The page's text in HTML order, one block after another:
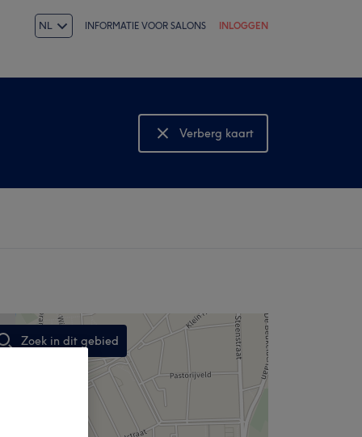
NL INFORMATIE VOOR SALONS INLOGGEN
Verberg kaart
Bekijk kaart
Zoek in dit gebied